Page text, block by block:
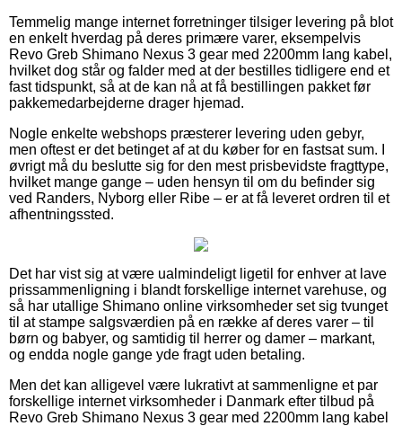
Temmelig mange internet forretninger tilsiger levering på blot
en enkelt hverdag på deres primære varer, eksempelvis
Revo Greb Shimano Nexus 3 gear med 2200mm lang kabel,
hvilket dog står og falder med at der bestilles tidligere end et
fast tidspunkt, så at de kan nå at få bestillingen pakket før
pakkemedarbejderne drager hjemad.
Nogle enkelte webshops præsterer levering uden gebyr,
men oftest er det betinget af at du køber for en fastsat sum. I
øvrigt må du beslutte sig for den mest prisbevidste fragttype,
hvilket mange gange – uden hensyn til om du befinder sig
ved Randers, Nyborg eller Ribe – er at få leveret ordren til et
afhentningssted.
Det har vist sig at være ualmindeligt ligetil for enhver at lave
prissammenligning i blandt forskellige internet varehuse, og
så har utallige Shimano online virksomheder set sig tvunget
til at stampe salgsværdien på en række af deres varer – til
børn og babyer, og samtidig til herrer og damer – markant,
og endda nogle gange yde fragt uden betaling.
Men det kan alligevel være lukrativt at sammenligne et par
forskellige internet virksomheder i Danmark efter tilbud på
Revo Greb Shimano Nexus 3 gear med 2200mm lang kabel